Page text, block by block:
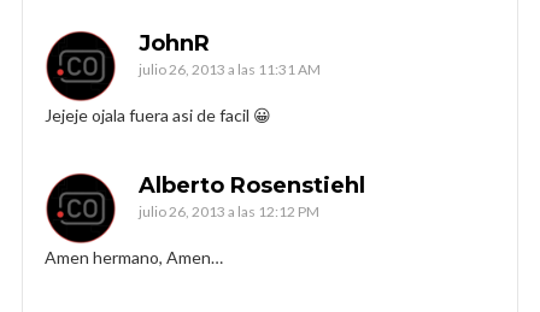
JohnR
julio 26, 2013 a las 11:31 AM
Jejeje ojala fuera asi de facil 😀
Alberto Rosenstiehl
julio 26, 2013 a las 12:12 PM
Amen hermano, Amen…